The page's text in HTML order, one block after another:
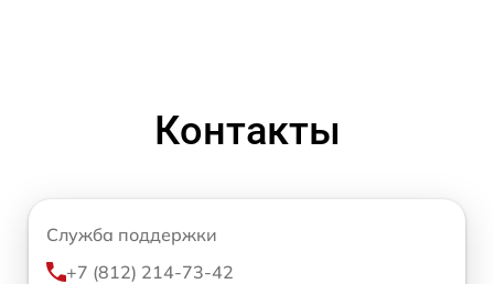
Контакты
Служба поддержки
+7 (812) 214-73-42